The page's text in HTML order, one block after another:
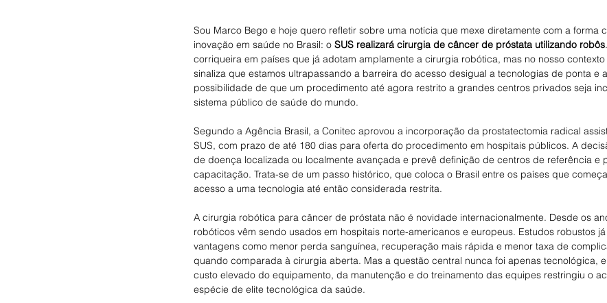
Sou Marco Bego e hoje quero refletir sobre uma notícia que mexe diretamente com a forma
inovação em saúde no Brasil: o SUS realizará cirurgia de câncer de próstata utilizando robôs
corriqueira em países que já adotam amplamente a cirurgia robótica, mas no nosso
sinaliza que estamos ultrapassando a barreira do acesso desigual a tecnologias de ponta e
possibilidade de que um procedimento até agora restrito a grandes centros privados seja
sistema público de saúde do mundo.
Segundo a Agência Brasil, a Conitec aprovou a incorporação da prostatectomia radical
SUS, com prazo de até 180 dias para oferta do procedimento em hospitais públicos. A
de doença localizada ou localmente avançada e prevê definição de centros de referência e
capacitação. Trata-se de um passo histórico, que coloca o Brasil entre os países que
acesso a uma tecnologia até então considerada restrita.
A cirurgia robótica para câncer de próstata não é novidade internacionalmente. Desde os
robóticos vêm sendo usados em hospitais norte-americanos e europeus. Estudos robustos
vantagens como menor perda sanguínea, recuperação mais rápida e menor taxa de
quando comparada à cirurgia aberta. Mas a questão central nunca foi apenas tecnológica,
custo elevado do equipamento, da manutenção e do treinamento das equipes restringiu o
espécie de elite tecnológica da saúde.